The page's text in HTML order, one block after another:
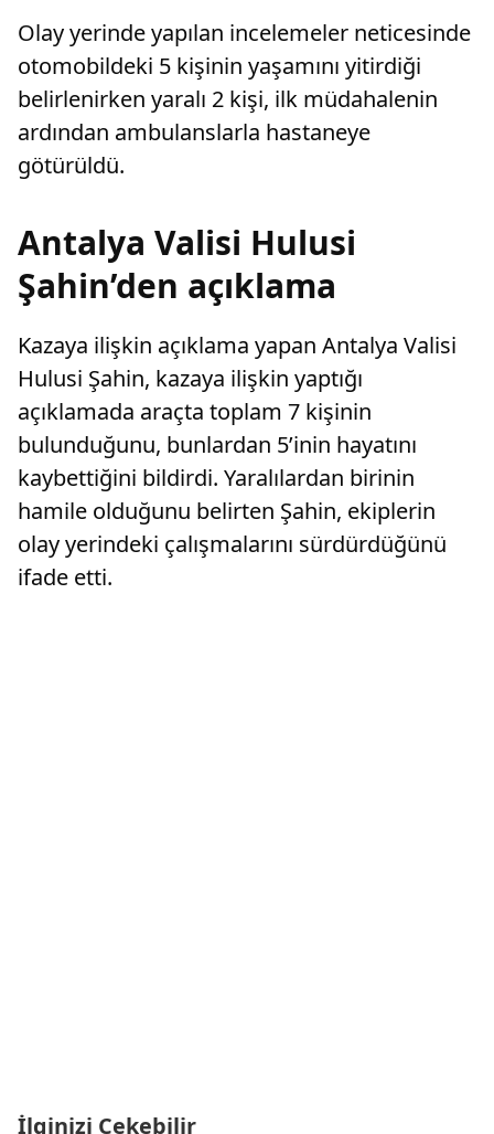
Olay yerinde yapılan incelemeler neticesinde
otomobildeki 5 kişinin yaşamını yitirdiği
belirlenirken yaralı 2 kişi, ilk müdahalenin
ardından ambulanslarla hastaneye
götürüldü.
Antalya Valisi Hulusi
Şahin’den açıklama
Kazaya ilişkin açıklama yapan Antalya Valisi
Hulusi Şahin, kazaya ilişkin yaptığı
açıklamada araçta toplam 7 kişinin
bulunduğunu, bunlardan 5’inin hayatını
kaybettiğini bildirdi. Yaralılardan birinin
hamile olduğunu belirten Şahin, ekiplerin
olay yerindeki çalışmalarını sürdürdüğünü
ifade etti.
İlginizi Çekebilir